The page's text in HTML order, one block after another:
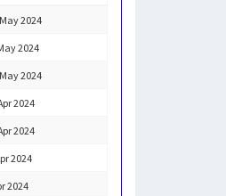
2024
2024
2024
2024
2024
2024
2024